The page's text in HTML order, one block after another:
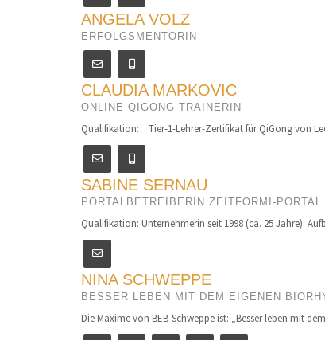
ANGELA VOLZ
ERFOLGSMENTORIN
CLAUDIA MARKOVIC
ONLINE QIGONG TRAINERIN
Qualifikation: Tier-1-Lehrer-Zertifikat für QiGong von
SABINE SERNAU
PORTALBETREIBERIN ZEITFORMI-
Qualifikation: Unternehmerin seit 1998 (ca. 25 Jahre).
NINA SCHWEPPE
BESSER LEBEN MIT DEM EIGENEN
Die Maxime von BEB-Schweppe ist: „Besser leben mit